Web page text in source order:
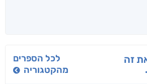
תרדמת
א. פ.